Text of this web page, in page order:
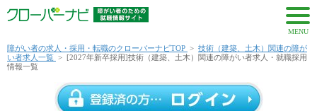
MENU
障がい者の求人・採用・転職のクローバーナビTOP > 技術（建築、土木）関連の障が
い者求人一覧 > [2027年新卒採用]技術（建築、土木）関連の障がい者求人・就職採用
情報一覧